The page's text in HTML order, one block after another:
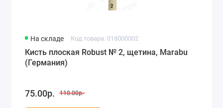
На складе Код товара: 018000002
Кисть плоская Robust № 2, щетина, Marabu
(Германия)
75.00р. 110.00р.